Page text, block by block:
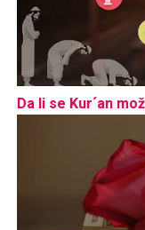
Da li se Kur´an